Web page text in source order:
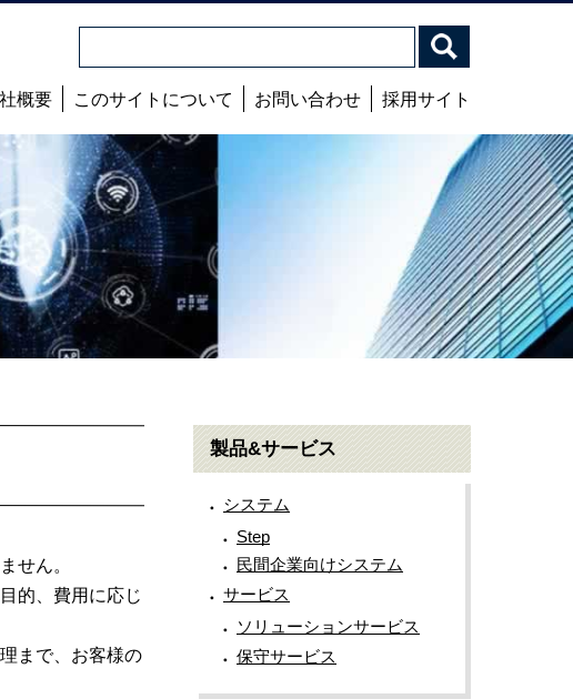
概要 このサイトについて お問い合わせ 採用サイト
せん。
的、費用に応じ
まで、お客様の
製品&サービス
システム
Step
民間企業向けシステム
サービス
ソリューションサービス
保守サービス